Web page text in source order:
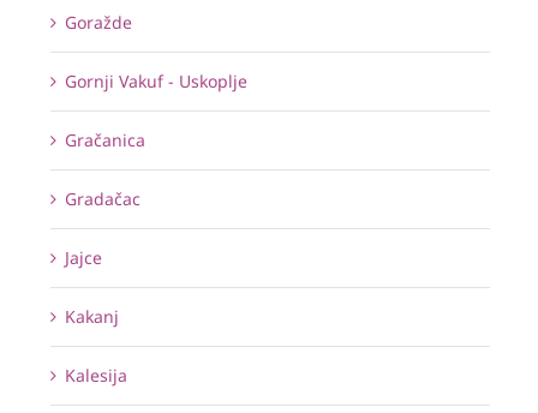
Goražde
Gornji Vakuf - Uskoplje
Gračanica
Gradačac
Jajce
Kakanj
Kalesija